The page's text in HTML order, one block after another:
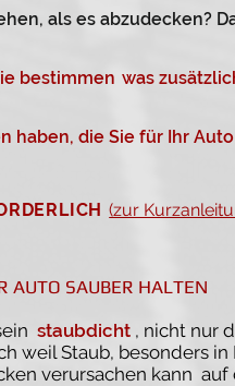
als es abzudecken?
bestimmen was
haben, die Sie für Ihr
(zur
AUTO SAUBER HALTEN
staubdicht , nicht nur
weil Staub, besonders in
verursachen kann auf